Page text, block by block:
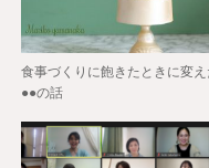
食事づくりに飽きたときに変
●●の話